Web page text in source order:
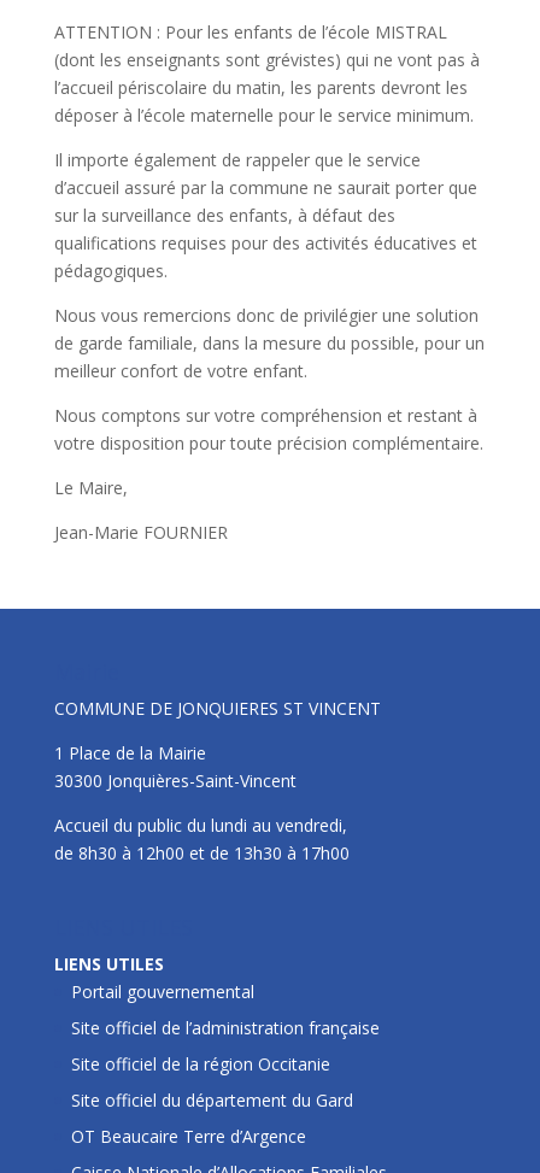
ATTENTION : Pour les enfants de l’école MISTRAL
(dont les enseignants sont grévistes) qui ne vont pas à
l’accueil périscolaire du matin, les parents devront les
déposer à l’école maternelle pour le service minimum.
Il importe également de rappeler que le service
d’accueil assuré par la commune ne saurait porter que
sur la surveillance des enfants, à défaut des
qualifications requises pour des activités éducatives et
pédagogiques.
Nous vous remercions donc de privilégier une solution
de garde familiale, dans la mesure du possible, pour un
meilleur confort de votre enfant.
Nous comptons sur votre compréhension et restant à
votre disposition pour toute précision complémentaire.
Le Maire,
Jean-Marie FOURNIER
COMMUNE DE JONQUIERES ST VINCENT
1 Place de la Mairie
30300 Jonquières-Saint-Vincent
Accueil du public du lundi au vendredi,
de 8h30 à 12h00 et de 13h30 à 17h00
LIENS UTILES
Portail gouvernemental
Site officiel de l’administration française
Site officiel de la région Occitanie
Site officiel du département du Gard
OT Beaucaire Terre d’Argence